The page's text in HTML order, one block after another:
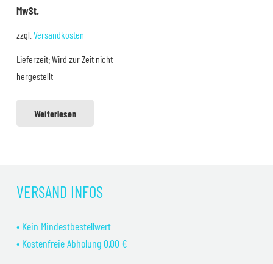
MwSt.
zzgl. Versandkosten
Lieferzeit:Wird zur Zeit nicht
hergestellt
Weiterlesen
VERSAND INFOS
• Kein Mindestbestellwert
• Kostenfreie Abholung 0,00 €